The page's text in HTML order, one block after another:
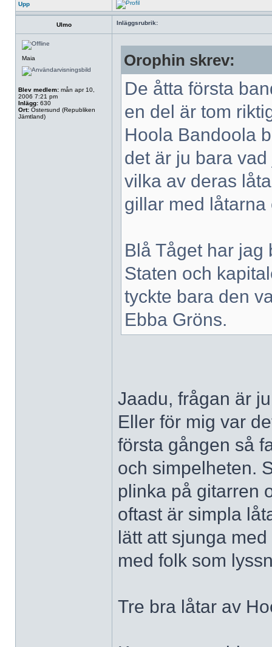
Upp
Ulmo Inläggsrubrik:
Maia
Blev medlem: mån apr 10,
2006 7:21 pm
Inlägg: 630
Ort: Östersund (Republiken
Jämtland)
Orophin skrev:
De åtta första
en del är tom
Hoola Bandoola
det är ju bara
vilka av deras
gillar med låtarna
Blå Tåget har jag
Staten och
tyckte bara den
Ebba Gröns.
Jaadu, frågan är
Eller för mig var
första gången så
och simpelheten.
plinka på gitarren
oftast är simpla
lätt att sjunga
med folk som
Tre bra låtar av